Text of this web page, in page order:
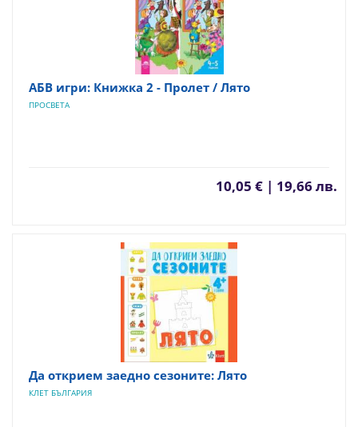
АБВ игри: Книжка 2 - Пролет / Лято
ПРОСВЕТА
10,05 € | 19,66 лв.
Да открием заедно сезоните: Лято
КЛЕТ БЪЛГАРИЯ